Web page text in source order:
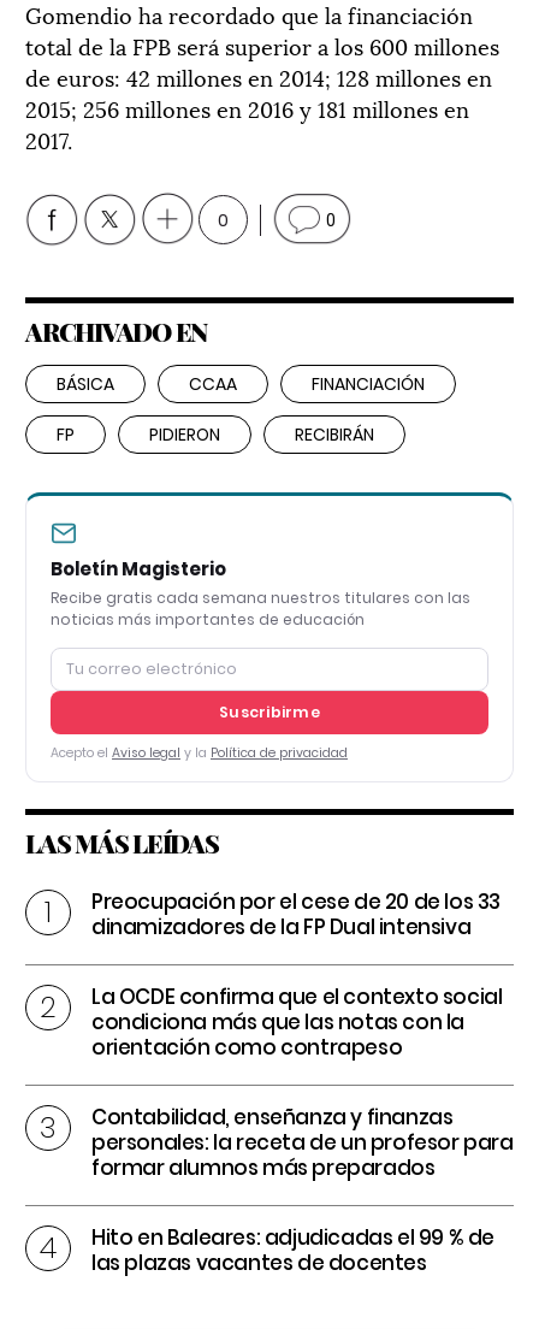
Gomendio ha recordado que la financiación
total de la FPB será superior a los 600 millones
de euros: 42 millones en 2014; 128 millones en
2015; 256 millones en 2016 y 181 millones en
2017.
0 0
ARCHIVADO EN
BÁSICA CCAA FINANCIACIÓN
FP PIDIERON RECIBIRÁN
Boletín Magisterio
Recibe gratis cada semana nuestros titulares con las
noticias más importantes de educación
Suscribirme
Acepto el Aviso legal y la Política de privacidad
LAS MÁS LEÍDAS
Preocupación por el cese de 20 de los 33
dinamizadores de la FP Dual intensiva
La OCDE confirma que el contexto social
condiciona más que las notas con la
orientación como contrapeso
Contabilidad, enseñanza y finanzas
personales: la receta de un profesor para
formar alumnos más preparados
Hito en Baleares: adjudicadas el 99 % de
las plazas vacantes de docentes